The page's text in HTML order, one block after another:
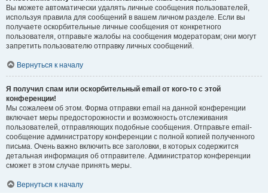
Вы можете автоматически удалять личные сообщения пользователей,
используя правила для сообщений в вашем личном разделе. Если вы
получаете оскорбительные личные сообщения от конкретного
пользователя, отправьте жалобы на сообщения модераторам; они могут
запретить пользователю отправку личных сообщений.
Вернуться к началу
Я получил спам или оскорбительный email от кого-то с этой
конференции!
Мы сожалеем об этом. Форма отправки email на данной конференции
включает меры предосторожности и возможность отслеживания
пользователей, отправляющих подобные сообщения. Отправьте email-
сообщение администратору конференции с полной копией полученного
письма. Очень важно включить все заголовки, в которых содержится
детальная информация об отправителе. Администратор конференции
сможет в этом случае принять меры.
Вернуться к началу